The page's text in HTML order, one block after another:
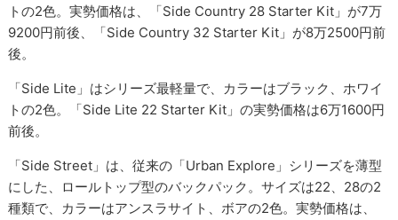
トの2色。実勢価格は、「Side Country 28 Starter Kit」が7万
9200円前後、「Side Country 32 Starter Kit」が8万2500円前
後。
「Side Lite」はシリーズ最軽量で、カラーはブラック、ホワイ
トの2色。「Side Lite 22 Starter Kit」の実勢価格は6万1600円
前後。
「Side Street」は、従来の「Urban Explore」シリーズを薄型
にした、ロールトップ型のバックパック。サイズは22、28の2
種類で、カラーはアンスラサイト、ボアの2色。実勢価格は、